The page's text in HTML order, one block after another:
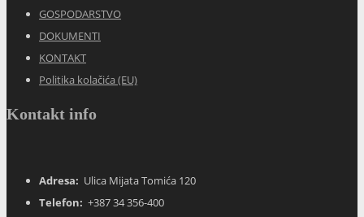
GOSPODARSTVO
DOKUMENTI
KONTAKT
Politika kolačića (EU)
Kontakt info
Adresa: Ulica Mijata Tomića 120
Telefon: +387 34 356-400